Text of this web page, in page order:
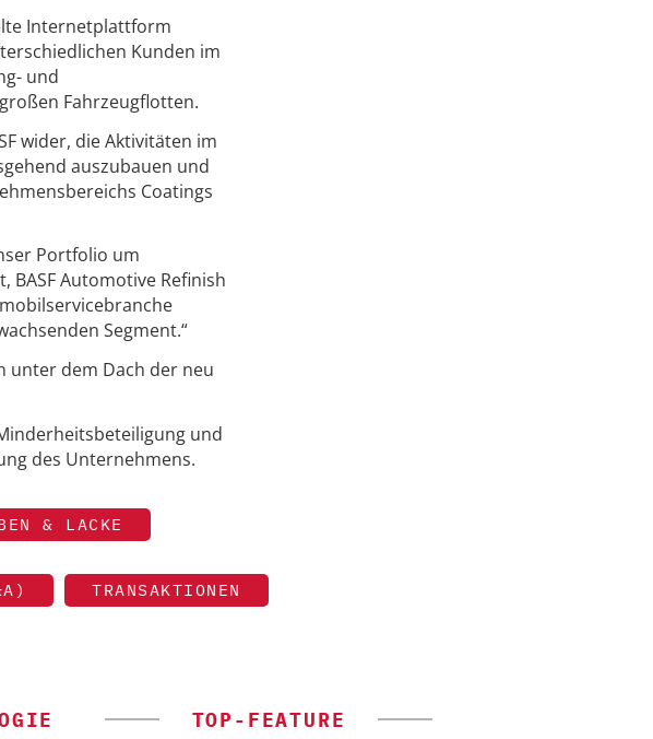
Internetplattform
Kunden im
und
Fahrzeugflotten.
wider, die Aktivitäten im
auszubauen und
Coatings
Portfolio um
BASF Automotive Refinish
Segment.“
unter dem Dach der neu
und
des Unternehmens.
& LACKE
TRANSAKTIONEN
TOP-FEATURE